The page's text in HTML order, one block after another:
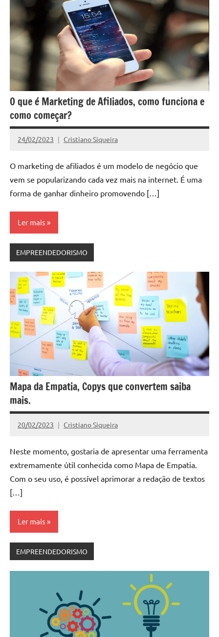
O que é Marketing de Afiliados, como funciona e
como começar?
24/02/2023 Cristiano Siqueira
Nenhum
O marketing de afiliados é um modelo de negócio que
vem se popularizando cada vez mais na internet. É uma
forma de ganhar dinheiro promovendo […]
Ler mais
EMPREENDEDORISMO
Mapa da Empatia, Copys que convertem saiba
mais.
20/02/2023 Cristiano Siqueira
Nenhum
Neste momento, gostaria de apresentar uma ferramenta
extremamente útil conhecida como Mapa de Empatia.
Com o seu uso, é possível aprimorar a redação de textos
[…]
Ler mais
EMPREENDEDORISMO